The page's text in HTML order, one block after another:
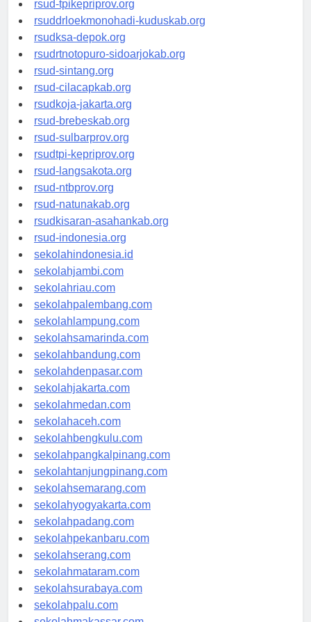
rsud-tpikepriprov.org
rsuddrloekmonohadi-kuduskab.org
rsudksa-depok.org
rsudrtnotopuro-sidoarjokab.org
rsud-sintang.org
rsud-cilacapkab.org
rsudkoja-jakarta.org
rsud-brebeskab.org
rsud-sulbarprov.org
rsudtpi-kepriprov.org
rsud-langsakota.org
rsud-ntbprov.org
rsud-natunakab.org
rsudkisaran-asahankab.org
rsud-indonesia.org
sekolahindonesia.id
sekolahjambi.com
sekolahriau.com
sekolahpalembang.com
sekolahlampung.com
sekolahsamarinda.com
sekolahbandung.com
sekolahdenpasar.com
sekolahjakarta.com
sekolahmedan.com
sekolahaceh.com
sekolahbengkulu.com
sekolahpangkalpinang.com
sekolahtanjungpinang.com
sekolahsemarang.com
sekolahyogyakarta.com
sekolahpadang.com
sekolahpekanbaru.com
sekolahserang.com
sekolahmataram.com
sekolahsurabaya.com
sekolahpalu.com